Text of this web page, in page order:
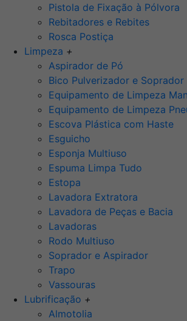
Pistola de Fixação à Pólvora
Rebitadores e Rebites
Rosca Postiça
Limpeza +
Aspirador de Pó
Bico Pulverizador e Soprador
Equipamento de Limpeza
Equipamento de Limpeza
Escova Plástica com Haste
Esguicho
Esponja Multiuso
Espuma Limpa Tudo
Estopa
Lavadora Extratora
Lavadora de Peças e Bacia
Lavadoras
Rodo Multiuso
Soprador e Aspirador
Trapo
Vassouras
Lubrificação +
Almotolia